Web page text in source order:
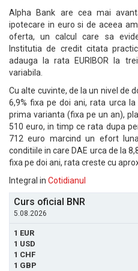
Alpha Bank are cea mai
ipotecare in euro si de aceea
oferta, un calcul care sa
Institutia de credit citata
adauga la rata EURIBOR la
variabila.
Cu alte cuvinte, de la un nivel de
6,9% fixa pe doi ani, rata urca
prima varianta (fixa pe un an),
510 euro, in timp ce rata dupa
712 euro marcind un efort
conditiile in care DAE urca de la
fixa pe doi ani, rata creste cu
Integral in Cotidianul
Curs oficial BNR
5.08.2026
1 EUR
1 USD
1 CHF
1 GBP